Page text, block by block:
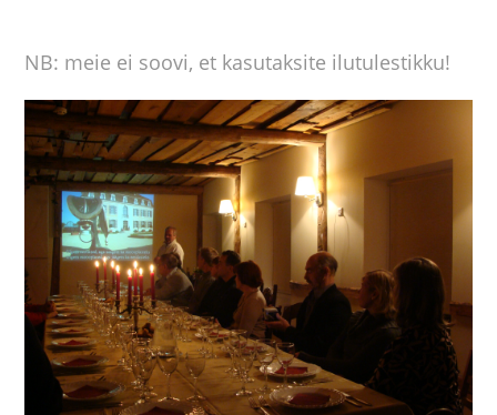
NB: meie ei soovi, et kasutaksite ilutulestikku!